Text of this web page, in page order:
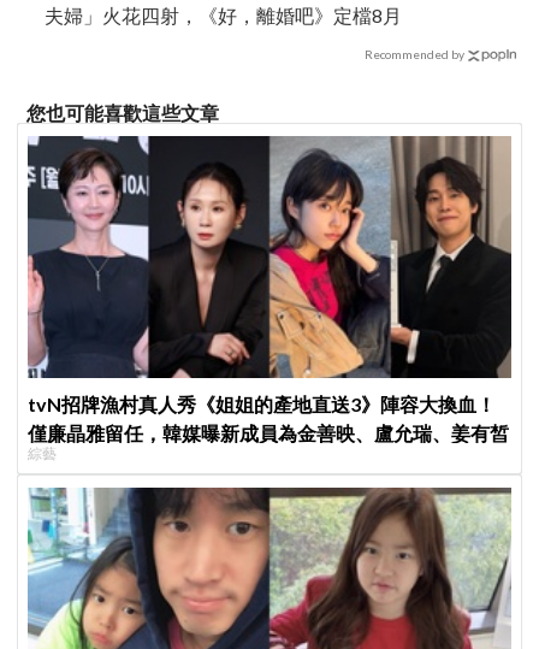
夫婦」火花四射，《好，離婚吧》定檔8月
Recommended by
您也可能喜歡這些文章
tvN招牌漁村真人秀《姐姐的產地直送3》陣容大換血！
僅廉晶雅留任，韓媒曝新成員為金善映、盧允瑞、姜有皙
綜藝